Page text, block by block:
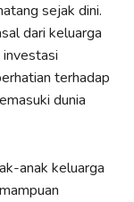
sejak dini.
dari keluarga
terhadap
dunia
anak keluarga